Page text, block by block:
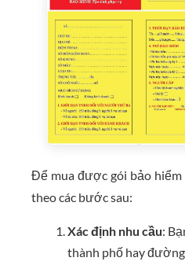
Để mua được gói bảo
theo các bước sau:
Xác định nhu cầu:
thành phố hay đường